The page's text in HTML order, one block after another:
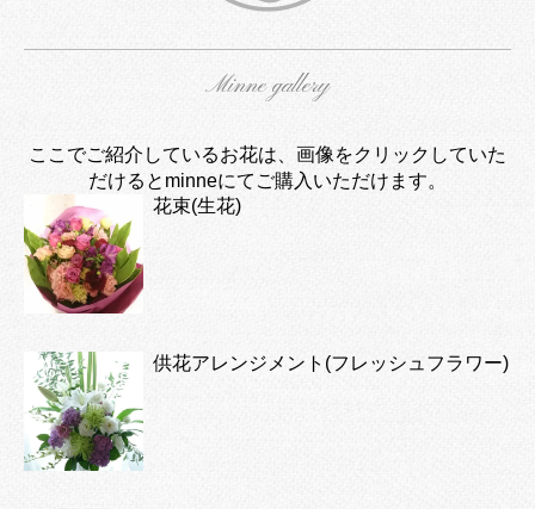
Minne gallery
ここでご紹介しているお花は、画像をクリックしていた
だけるとminneにてご購入いただけます。
花束(生花)
供花アレンジメント(フレッシュフラワー)